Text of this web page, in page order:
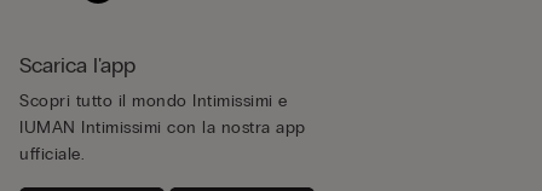
Scarica l'app
Scopri tutto il mondo Intimissimi e
IUMAN Intimissimi con la nostra app
ufficiale.